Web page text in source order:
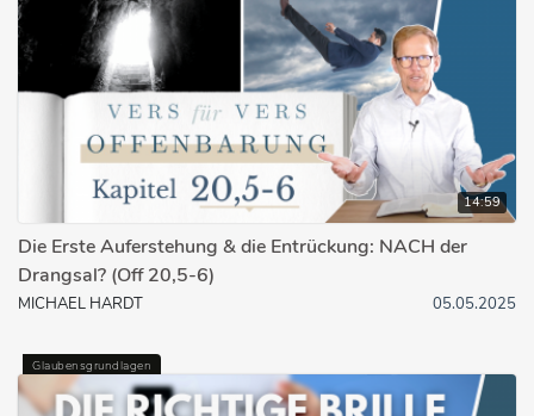
14:59
Die Erste Auferstehung & die Entrückung: NACH der
Drangsal? (Off 20,5-6)
MICHAEL HARDT 05.05.2025
Glaubensgrundlagen